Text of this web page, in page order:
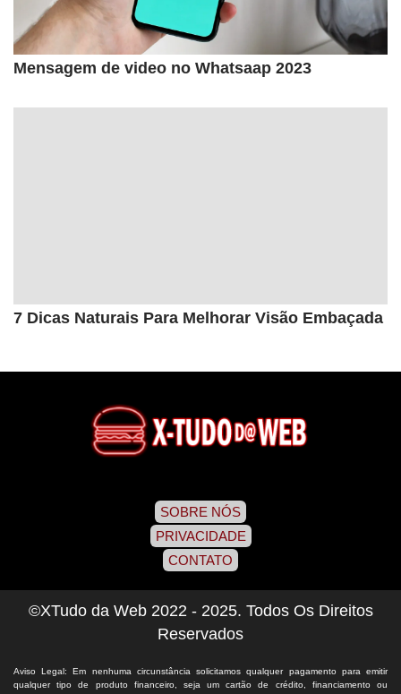
Mensagem de video no Whatsaap 2023
7 Dicas Naturais Para Melhorar Visão Embaçada
SOBRE NÓS
PRIVACIDADE
CONTATO
©XTudo da Web 2022 - 2025. Todos Os Direitos
Reservados
Aviso Legal: Em nenhuma circunstância solicitamos qualquer pagamento para emitir
qualquer tipo de produto financeiro, seja um cartão de crédito, financiamento ou